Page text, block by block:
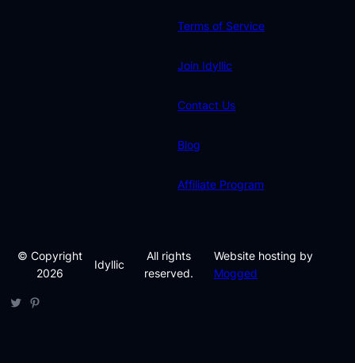
Terms of Service
Join Idyllic
Contact Us
Blog
Affiliate Program
© Copyright
2026
Idyllic
All rights
reserved.
Website hosting by
Mogged
TwitterPinterest